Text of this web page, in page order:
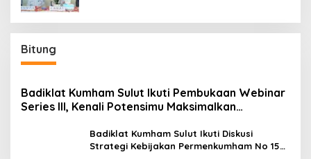
Bitung
Badiklat Kumham Sulut Ikuti Pembukaan Webinar
Series III, Kenali Potensimu Maksimalkan
Badiklat Kumham Sulut Ikuti Diskusi
Strategi Kebijakan Permenkumham No 15